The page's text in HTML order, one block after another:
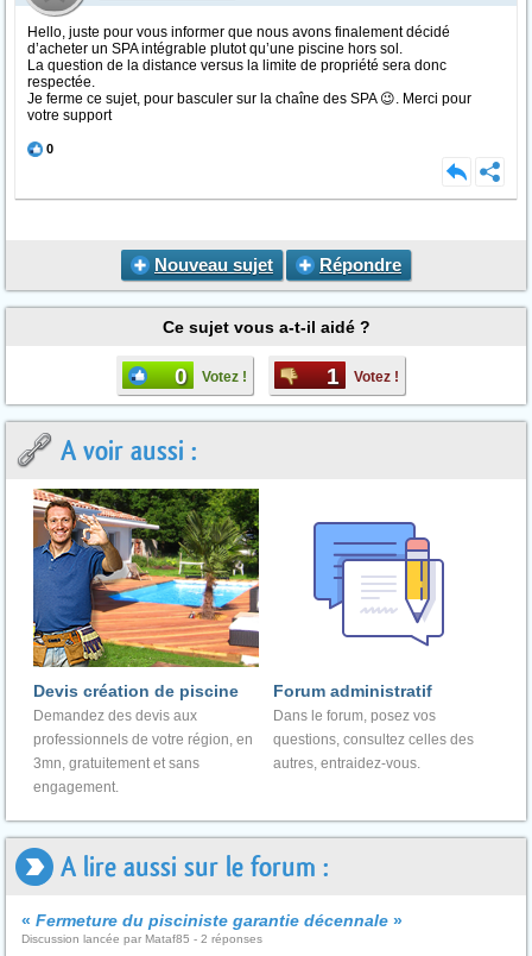
Hello, juste pour vous informer que nous avons finalement décidé
d’acheter un SPA intégrable plutot qu’une piscine hors sol.
La question de la distance versus la limite de propriété sera donc
respectée.
Je ferme ce sujet, pour basculer sur la chaîne des SPA 😉. Merci pour
votre support
0
Nouveau sujet Répondre
Ce sujet vous a-t-il aidé ?
0 Votez ! 1 Votez !
A voir aussi :
Devis création de piscine
Demandez des devis aux
professionnels de votre région, en
3mn, gratuitement et sans
engagement.
Forum administratif
Dans le forum, posez vos
questions, consultez celles des
autres, entraidez-vous.
A lire aussi sur le forum :
« Fermeture du pisciniste garantie décennale »
Discussion lancée par Mataf85 - 2 réponses